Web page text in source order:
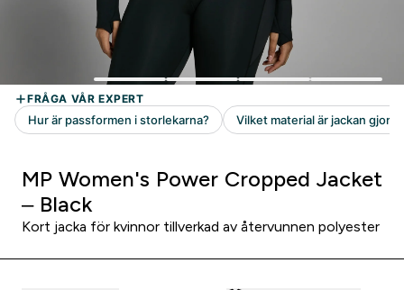
MP Women's Power Cropped Jacket
– Black
Kort jacka för kvinnor tillverkad av återvunnen polyester